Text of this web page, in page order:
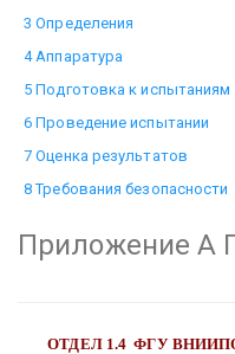
3 Определения
4 Аппаратура
5 Подготовка к испытаниям
6 Проведение испытании
7 Оценка результатов
8 Требования безопасности
Приложение А
ОТДЕЛ 1.4ФГУ